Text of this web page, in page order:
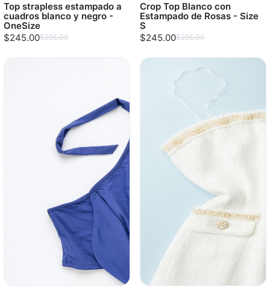
Top strapless estampado a
cuadros blanco y negro -
OneSize
$245.00$295.00
Crop Top Blanco con
Estampado de Rosas - Size
S
$245.00$295.00